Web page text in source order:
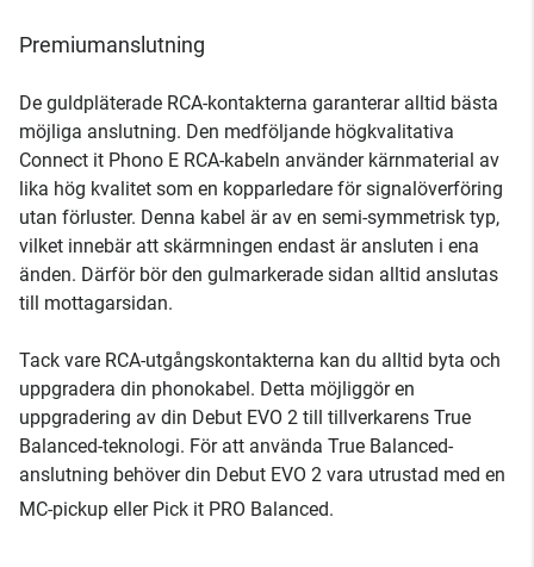
Premiumanslutning
De guldpläterade RCA-kontakterna garanterar alltid bästa
möjliga anslutning. Den medföljande högkvalitativa
Connect it Phono E RCA-kabeln använder kärnmaterial av
lika hög kvalitet som en kopparledare för signalöverföring
utan förluster. Denna kabel är av en semi-symmetrisk typ,
vilket innebär att skärmningen endast är ansluten i ena
änden. Därför bör den gulmarkerade sidan alltid anslutas
till mottagarsidan.
Tack vare RCA-utgångskontakterna kan du alltid byta och
uppgradera din phonokabel. Detta möjliggör en
uppgradering av din Debut EVO 2 till tillverkarens True
Balanced-teknologi. För att använda True Balanced-
anslutning behöver din Debut EVO 2 vara utrustad med en
MC-pickup eller Pick it PRO Balanced.